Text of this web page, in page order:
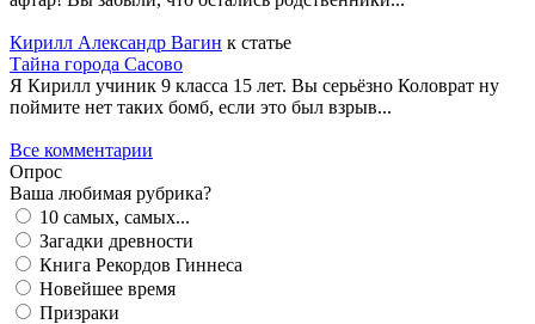
Кирилл Александр Вагин к статье
Тайна города Сасово
Я Кирилл учиник 9 класса 15 лет. Вы серьёзно Коловрат ну
поймите нет таких бомб, если это был взрыв...
Все комментарии
Опрос
Ваша любимая рубрика?
10 самых, самых...
Загадки древности
Книга Рекордов Гиннеса
Новейшее время
Призраки